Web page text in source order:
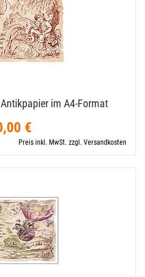
im A4-​Format
€
Preis inkl. MwSt. zzgl. Versandkosten